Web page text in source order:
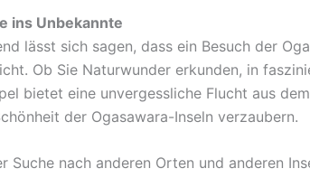
ins Unbekannte
lässt sich sagen, dass ein Besuch der
Ob Sie Naturwunder erkunden, in
bietet eine unvergessliche Flucht aus
der Ogasawara-Inseln verzaubern.
Suche nach anderen Orten und anderen